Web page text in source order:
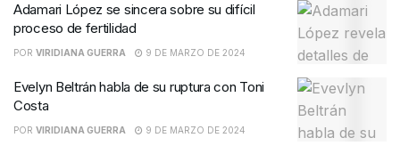
Adamari López se sincera sobre su difícil
proceso de fertilidad
POR VIRIDIANA GUERRA 9 DE MARZO DE 2024
Evelyn Beltrán habla de su ruptura con Toni
Costa
POR VIRIDIANA GUERRA 9 DE MARZO DE 2024